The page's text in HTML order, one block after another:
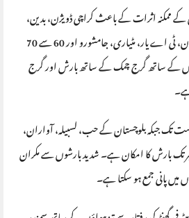
ممکنہ اثرات کے باعث کراچی ڈویژن، بدین،
ٹھٹھہ، سجاول، حیدرآباد، ٹی ایم خان، ٹی اے یار، مٹیاری، جامشورو اور 60 سے 70
ہواؤں کے ساتھ گرج چمک کے ساتھ بارش اور گرج
اضلاع دادو میں 31 اگست تک جبکہ بلوچستان کے حب، لسبیلہ، آواران،
تک بارش کا امکان ہے۔ شدید بارشوں سے مکران
میں پانی جمع ہو سکتا ہے۔